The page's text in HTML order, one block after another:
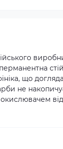
що
не